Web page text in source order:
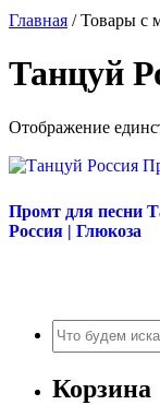
Главная / Товары с
Танцуй
Отображение
Промт для песни
Россия | Глюкоза
Поиск
Корзина